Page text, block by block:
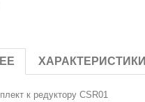
ХАРАКТЕРИСТИКИ
к редуктору CSR01